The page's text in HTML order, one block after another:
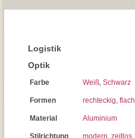
Logistik
Optik
Farbe Weiß, Schwarz
Formen rechteckig, flach
Material Aluminium
Stilrichtung modern, zeitlos,